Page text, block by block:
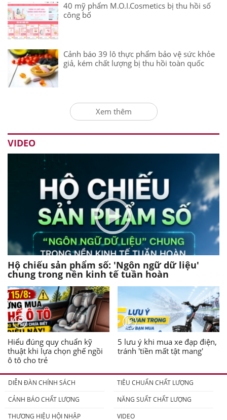
40 mỹ phẩm M.O.I.Cosmetics bị thu hồi số
công bố
Cảnh báo 39 lô thực phẩm bảo vệ sức khỏe
giả, kém chất lượng bị thu hồi toàn quốc
Xem thêm
VIDEO
Hộ chiếu sản phẩm số: 'Ngôn ngữ dữ liệu'
chung trong nền kinh tế tuần hoàn
Hiểu đúng quy chuẩn kỹ
thuật khi lựa chọn ghế ngồi
ô tô cho trẻ
5 lưu ý khi mua xe đạp điện,
tránh 'tiền mất tật mang'
DIỄN ĐÀN CHÍNH SÁCH
TIÊU CHUẨN CHẤT LƯỢNG
CẢNH BÁO CHẤT LƯỢNG
NĂNG SUẤT CHẤT LƯỢNG
THƯƠNG HIỆU HỘI NHẬP
VIDEO